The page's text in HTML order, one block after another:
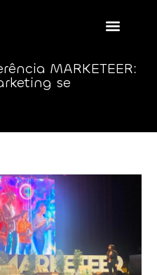
MARKETEER:
se